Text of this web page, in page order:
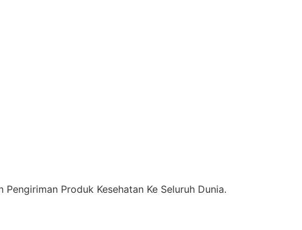
Produk Kesehatan Ke Seluruh Dunia.